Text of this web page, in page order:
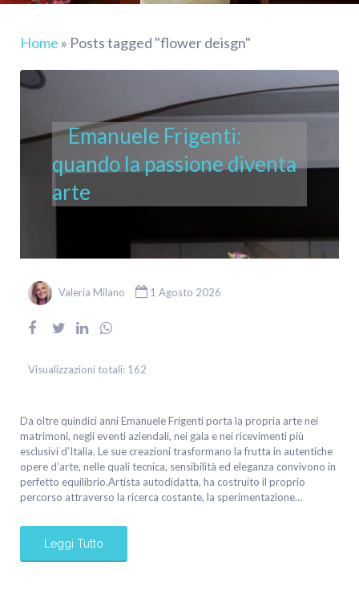
Home » Posts tagged "flower deisgn"
Emanuele Frigenti:
quando la passione diventa
arte
Valeria Milano 1 Agosto 2026
Visualizzazioni totali: 162
Da oltre quindici anni Emanuele Frigenti porta la propria arte nei
matrimoni, negli eventi aziendali, nei gala e nei ricevimenti più
esclusivi d’Italia. Le sue creazioni trasformano la frutta in autentiche
opere d’arte, nelle quali tecnica, sensibilità ed eleganza convivono in
perfetto equilibrio.Artista autodidatta, ha costruito il proprio
percorso attraverso la ricerca costante, la sperimentazione…
Leggi Tutto